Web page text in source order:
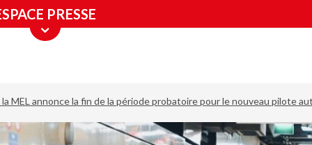
PRESSE
MEL annonce la fin de la période probatoire pour le nouveau pilote